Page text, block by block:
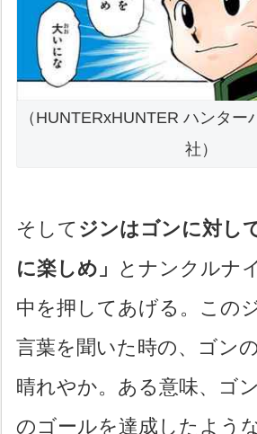
（HUNTERxHUNTER ハンター
社）
そして ジンはゴンに対し
に楽しめ」 とナンクルナ
中を押してあげる。この
言葉を聞いた時の、ゴン
晴れやか。ある意味、ゴ
のゴールを達成したよう